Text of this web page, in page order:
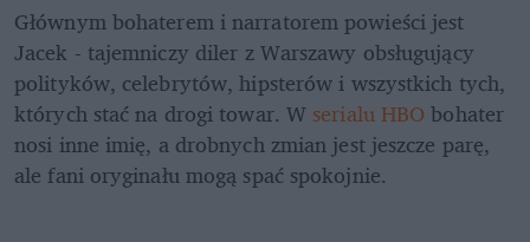
Głównym bohaterem i narratorem powieści jest
Jacek - tajemniczy diler z Warszawy obsługujący
polityków, celebrytów, hipsterów i wszystkich tych,
których stać na drogi towar. W serialu HBO bohater
nosi inne imię, a drobnych zmian jest jeszcze parę,
ale fani oryginału mogą spać spokojnie.